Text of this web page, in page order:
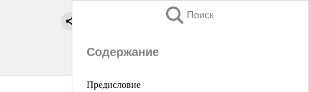
Поиск
Содержание
Предисловие